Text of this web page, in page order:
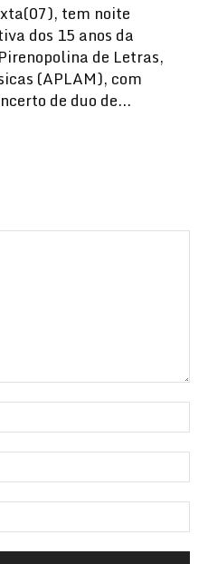
tem noite
dos 15 anos da
de Letras,
(APLAM), com
de duo de...